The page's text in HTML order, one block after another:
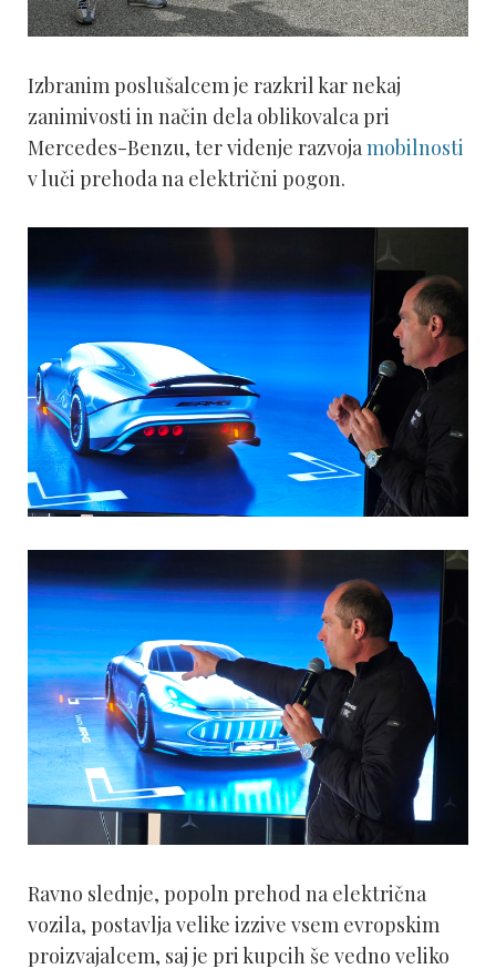
Izbranim poslušalcem je razkril kar nekaj
zanimivosti in način dela oblikovalca pri
Mercedes-Benzu, ter videnje razvojamobilnosti
v luči prehoda na električni pogon.
Ravno slednje, popoln prehod na električna
vozila, postavlja velike izzive vsem evropskim
proizvajalcem, saj je pri kupcih še vedno veliko